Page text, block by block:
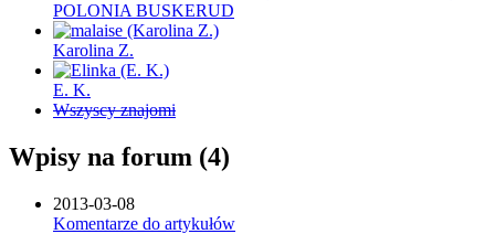
POLONIA BUSKERUD
Karolina Z.
E. K.
Wszyscy znajomi
Wpisy na forum (4)
2013-03-08
Komentarze do artykułów